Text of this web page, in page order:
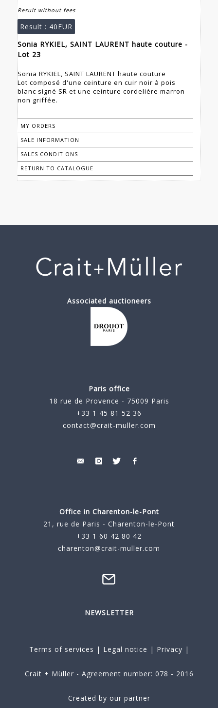
Result without fees
Result : 40EUR
Sonia RYKIEL, SAINT LAURENT haute couture -
Lot 23
Sonia RYKIEL, SAINT LAURENT haute couture
Lot composé d'une ceinture en cuir noir à pois
blanc signé SR et une ceinture cordelière marron
non griffée.
MY ORDERS
SALE INFORMATION
SALES CONDITIONS
RETURN TO CATALOGUE
Associated auctioneers
Paris office
18 rue de Provence - 75009 Paris
+33 1 45 81 52 36
contact@crait-muller.com
Office in Charenton-le-Pont
21, rue de Paris - Charenton-le-Pont
+33 1 60 42 80 42
charenton@crait-muller.com
NEWSLETTER
Terms of services | Legal notice | Privacy |
Crait + Müller - Agreement number: 078 - 2016
Created by our partner